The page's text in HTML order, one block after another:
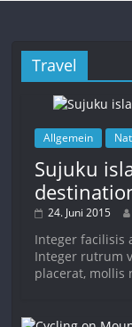
Travel
Allgemein
Sujuku
24. Juni 2015
Integer facilisis
Integer rutrum
placerat, mollis